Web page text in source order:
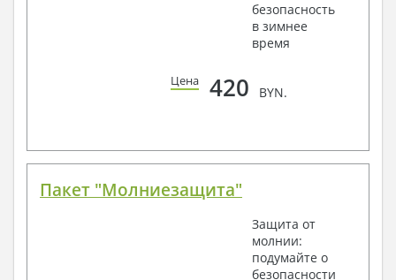
безопасность
в зимнее
время
Цена 420 BYN.
Пакет "Молниезащита"
Защита от
молнии:
подумайте о
безопасности